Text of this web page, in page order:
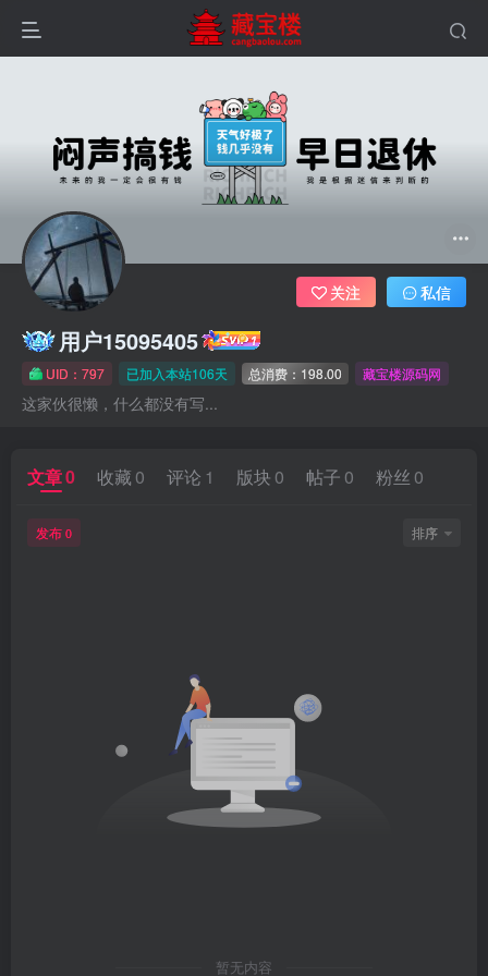
用户15095405
UID：797 已加入本站106天 总消费：198.00 藏宝楼源码网
这家伙很懒，什么都没有写...
关注 私信
文章0 收藏 0 评论 1 版块 0 帖子 0 粉丝 0
发布 0 排序
暂无内容